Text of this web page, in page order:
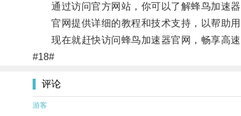
通过访问官方网站，你可以了解蜂鸟加速器
官网提供详细的教程和技术支持，以帮助用
现在就赶快访问蜂鸟加速器官网，畅享高速
#18#
评论
游客